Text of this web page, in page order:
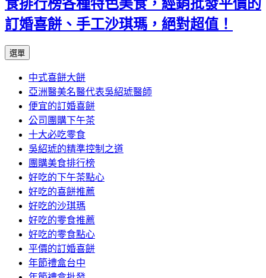
食排行榜各種特色美食，經銷批發平價的
訂婚喜餅、手工沙琪瑪，絕對超值！
選單
內
容
中式喜餅大餅
亞洲醫美名醫代表吳紹琥醫師
便宜的訂婚喜餅
公司團購下午茶
十大必吃零食
吳紹琥的精準控制之道
團購美食排行榜
好吃的下午茶點心
好吃的喜餅推薦
好吃的沙琪瑪
好吃的零食推薦
好吃的零食點心
平價的訂婚喜餅
年節禮盒台中